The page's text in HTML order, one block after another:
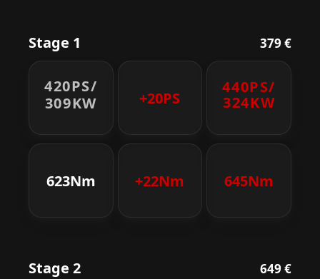
Stage 1 379 €
420PS/
309KW
+20PS
440PS/
324KW
623Nm +22Nm 645Nm
Stage 2 649 €